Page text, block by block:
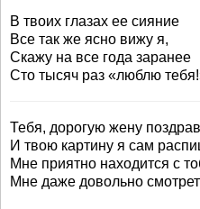
В твоих глазах ее сияние
Все так же ясно вижу я,
Скажу на все года заранее
Сто тысяч раз «люблю
Тебя, дорогую жену
И твою картину я сам
Мне приятно находится с
Мне даже довольно